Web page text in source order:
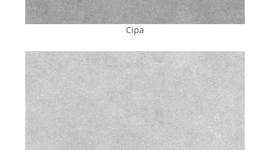
Основу плитки становить екологічно безпечна бетонна
суміш, усі інгредієнти якої дозуються в автоматичному
режимі, унеможливлюючи помилки в пропорції. Крім
складу вводяться технологічно важливі компоненти.
Німецькі пластифікаторипокращують
пластичність бетонної маси, полегшують
формування і збільшують міцність готового виробу.
Модифікатори морозостійкостізабезпечують
стійкість до понад200 циклів замерзання і
відтавання, запобігаючи появі тріщин після зими.
Сіра